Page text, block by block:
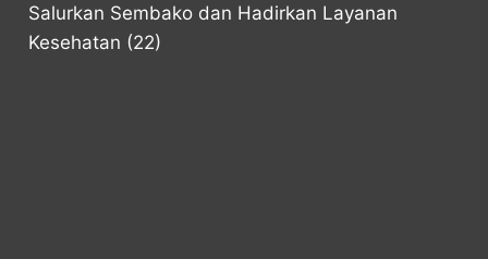
Salurkan Sembako dan Hadirkan Layanan
Kesehatan (22)